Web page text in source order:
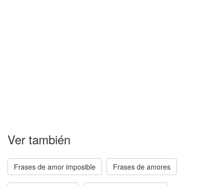
Ver también
Frases de amor imposible Frases de amores